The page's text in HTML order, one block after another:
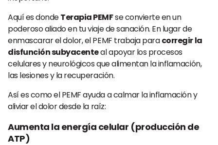
Aquí es dondeTerapia PEMFse convierte en un
poderoso aliado en tu viaje de sanación. En lugar de
enmascarar el dolor, el PEMF trabaja paracorregir la
disfunción subyacenteal apoyar los procesos
celulares y neurológicos que alimentan la inflamación,
las lesiones y la recuperación.
Así es como el PEMF ayuda a calmar la inflamación y
aliviar el dolor desde la raíz:
Aumenta la energía celular (producción de
ATP)